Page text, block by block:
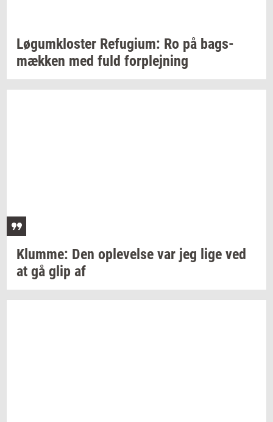
Løgum­klo­ster Re­fu­gi­um: Ro på bags­
mæk­ken med fuld for­plej­ning
Klum­me: Den op­le­vel­se var jeg lige ved
at gå glip af